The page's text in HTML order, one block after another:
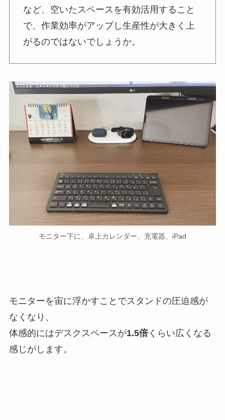
など、空いたスペースを有効活用すること
で、作業効率がアップし生産性が大きく上
がるのではないでしょうか。
モニター下に、卓上カレンダー、充電器、iPad
モニターを宙に浮かすことでスタンドの圧迫感が
なくなり、
体感的にはデスクスペースが1.5倍くらい広くなる
感じがします。